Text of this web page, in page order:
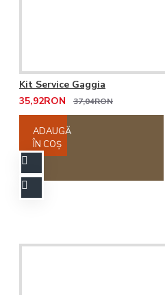
Kit Service Gaggia
35,92RON
37,04RON
ADAUGĂ
ÎN COŞ